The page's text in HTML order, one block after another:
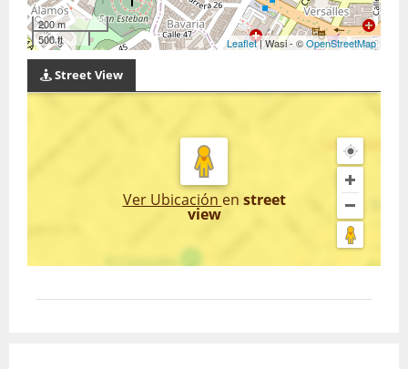
200 m
500 ft
Leaflet| Wasi - ©OpenStreetMap
Street View
Ver Ubicación en street
view